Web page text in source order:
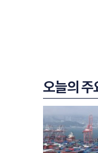
오늘의 주